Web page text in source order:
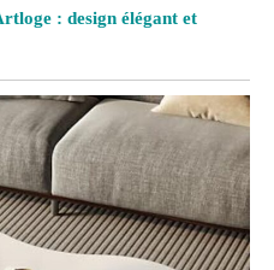
: design élégant et